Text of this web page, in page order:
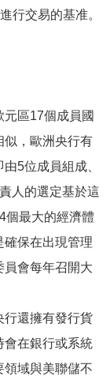
行交易的基准。
區17個成員國
似，歐洲央行有
5位成員組成、
人的選定基於這
個最大的經濟體
保在出現管理
員會每年召開大
還擁有發行貨
會在銀行或系統
領域與美聯儲不